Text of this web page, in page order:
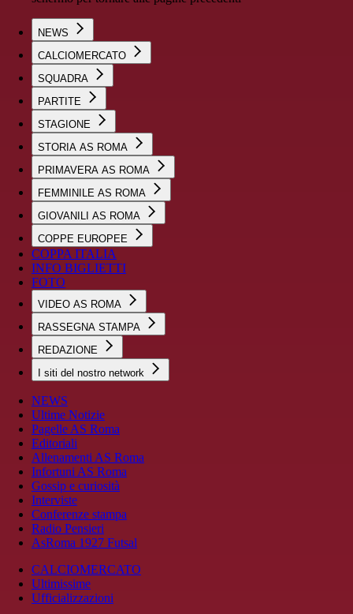
NEWS
CALCIOMERCATO
SQUADRA
PARTITE
STAGIONE
STORIA AS ROMA
PRIMAVERA AS ROMA
FEMMINILE AS ROMA
GIOVANILI AS ROMA
COPPE EUROPEE
COPPA ITALIA
INFO BIGLIETTI
FOTO
VIDEO AS ROMA
RASSEGNA STAMPA
REDAZIONE
I siti del nostro network
NEWS
Ultime Notizie
Pagelle AS Roma
Editoriali
Allenamenti AS Roma
Infortuni AS Roma
Gossip e curiosità
Interviste
Conferenze stampa
Radio Pensieri
AsRoma 1927 Futsal
CALCIOMERCATO
Ultimissime
Ufficializzazioni